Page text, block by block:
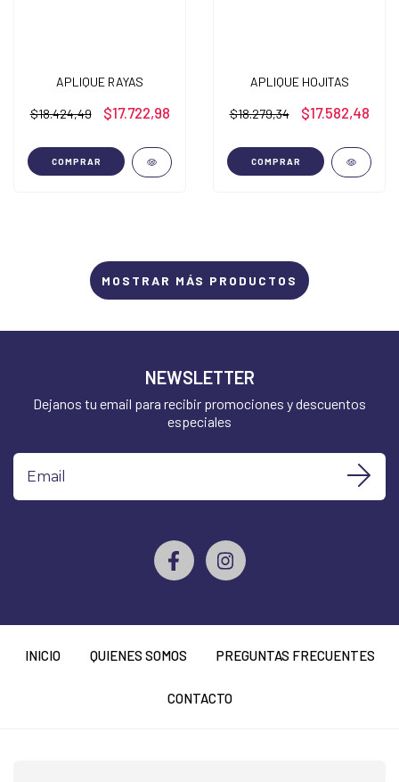
APLIQUE RAYAS
$18.424,49 $17.722,98
COMPRAR
APLIQUE HOJITAS
$18.279,34 $17.582,48
COMPRAR
MOSTRAR MÁS PRODUCTOS
NEWSLETTER
Dejanos tu email para recibir promociones y descuentos
especiales
INICIO QUIENES SOMOS PREGUNTAS FRECUENTES
CONTACTO